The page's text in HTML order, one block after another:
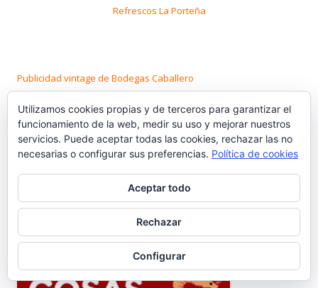
Refrescos La Porteña
Publicidad vintage de Bodegas Caballero
Fábrica de Cervezas Tosar
Utilizamos cookies propias y de terceros para garantizar el
funcionamiento de la web, medir su uso y mejorar nuestros
servicios. Puede aceptar todas las cookies, rechazar las no
necesarias o configurar sus preferencias. Política de cookies
Aceptar todo
Rechazar
Configurar